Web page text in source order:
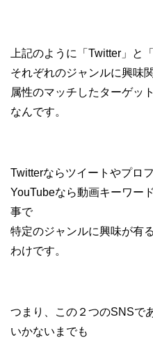
上記のように「Twitter」と
それぞれのジャンルに興味
属性のマッチしたターゲッ
なんです。
Twitterならツイートやプロ
YouTubeなら動画キーワー
事で
特定のジャンルに興味が有
わけです。
つまり、この２つのSNSで
いかないまでも